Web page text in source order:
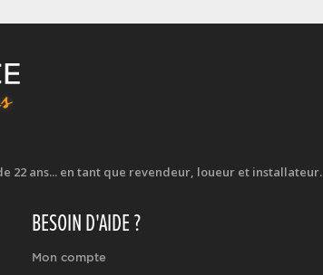
22 ans... en tant que revendeur, loueur et installateur.
BESOIN D'AIDE ?
Mon compte